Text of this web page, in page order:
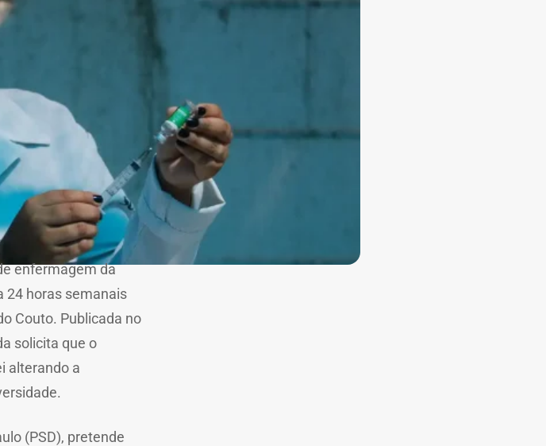
enfermagem da
24 horas semanais
Couto. Publicada no
solicita que o
alterando a
(PSD), pretende